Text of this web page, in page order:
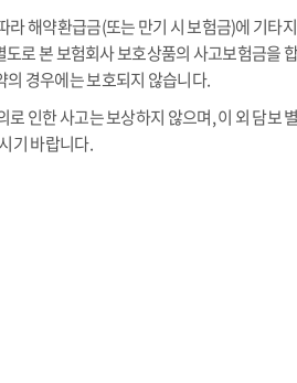
라 해약환급금(또는 만기 시 보험금)에 기
로 본 보험회사 보호상품의 사고보험금을
경우에는 보호되지 않습니다.
인한 사고는 보상하지 않으며, 이 외 담보
기 바랍니다.